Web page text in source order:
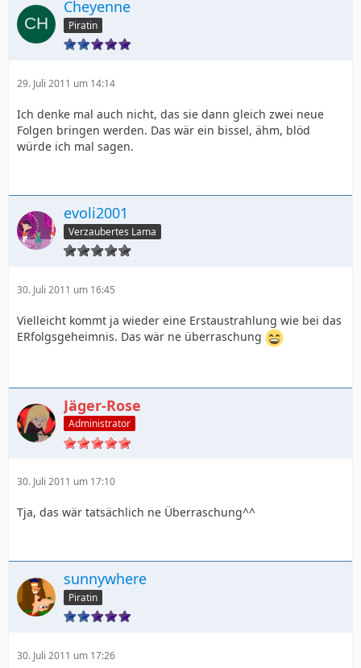
Cheyenne
Piratin
29. Juli 2011 um 14:14
Ich denke mal auch nicht, das sie dann gleich zwei neue
Folgen bringen werden. Das wär ein bissel, ähm, blöd
würde ich mal sagen.
evoli2001
Verzaubertes Lama
30. Juli 2011 um 16:45
Vielleicht kommt ja wieder eine Erstaustrahlung wie bei das
ERfolgsgeheimnis. Das wär ne überraschung
Jäger-Rose
Administrator
30. Juli 2011 um 17:10
Tja, das wär tatsächlich ne Überraschung^^
sunnywhere
Piratin
30. Juli 2011 um 17:26